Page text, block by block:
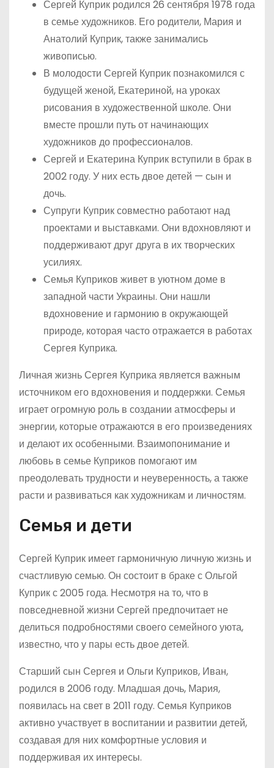
Сергей Куприк родился 26 сентября 1978 года
в семье художников. Его родители, Мария и
Анатолий Куприк, также занимались
живописью.
В молодости Сергей Куприк познакомился с
будущей женой, Екатериной, на уроках
рисования в художественной школе. Они
вместе прошли путь от начинающих
художников до профессионалов.
Сергей и Екатерина Куприк вступили в брак в
2002 году. У них есть двое детей — сын и
дочь.
Супруги Куприк совместно работают над
проектами и выставками. Они вдохновляют и
поддерживают друг друга в их творческих
усилиях.
Семья Куприков живет в уютном доме в
западной части Украины. Они нашли
вдохновение и гармонию в окружающей
природе, которая часто отражается в работах
Сергея Куприка.
Личная жизнь Сергея Куприка является важным
источником его вдохновения и поддержки. Семья
играет огромную роль в создании атмосферы и
энергии, которые отражаются в его произведениях
и делают их особенными. Взаимопонимание и
любовь в семье Куприков помогают им
преодолевать трудности и неуверенность, а также
расти и развиваться как художникам и личностям.
Семья и дети
Сергей Куприк имеет гармоничную личную жизнь и
счастливую семью. Он состоит в браке с Ольгой
Куприк с 2005 года. Несмотря на то, что в
повседневной жизни Сергей предпочитает не
делиться подробностями своего семейного уюта,
известно, что у пары есть двое детей.
Старший сын Сергея и Ольги Куприков, Иван,
родился в 2006 году. Младшая дочь, Мария,
появилась на свет в 2011 году. Семья Куприков
активно участвует в воспитании и развитии детей,
создавая для них комфортные условия и
поддерживая их интересы.